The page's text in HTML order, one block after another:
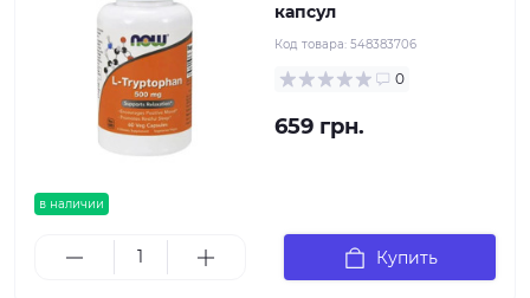
в наличии
капсул
Код товара: 548383706
0
659 грн.
Купить